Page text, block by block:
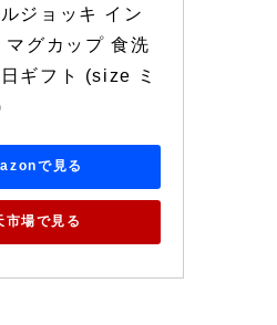
ジョッキ イン
マグカップ 食洗
ギフト (size ミ
で見る
市場で見る